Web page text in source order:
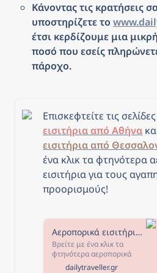
Κάνοντας τις κρατήσεις
υποστηρίζετε το
έτσι κερδίζουμε μια
ποσό που εσείς
πάροχο.
Επισκεφτείτε τις
εισιτήρια από Αθήνα
εισιτήρια από
ένα κλικ τα φτηνότερα
εισιτήρια για τους
προορισμούς!
Αεροπορικά εισιτήρια από Αθήνα - The Daily Traveller
Βρείτε με ένα κλικ τα
φτηνότερα αεροπορικά
εισιτήρια από Αθήνα για
dailytraveller.gr